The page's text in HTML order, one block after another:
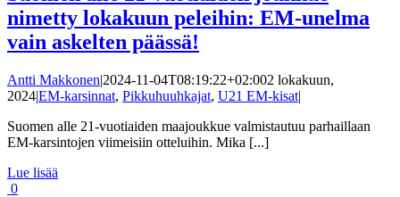
nimetty lokakuun peleihin: EM-unelma
vain askelten päässä!
Antti Makkonen|2024-11-04T08:19:22+02:002 lokakuun,
2024|EM-karsinnat, Pikkuhuuhkajat, U21 EM-kisat|
Suomen alle 21-vuotiaiden maajoukkue valmistautuu parhaillaan
EM-karsintojen viimeisiin otteluihin. Mika [...]
Lue lisää
0